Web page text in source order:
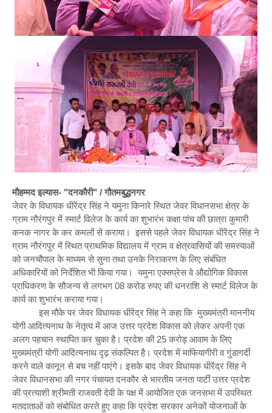
मौहम्मद इल्यास- "दनकौरी" / गौतमबुद्धनगर
जेवर के विधायक धीरेंद्र सिंह ने यमुना किनारे स्थित जेवर विधानसभा क्षेत्र के
ग्राम नौरंगपुर में स्मार्ट विलेज के कार्य का शुभारंभ कक्षा पांच की छात्रा कुमारी
कनक नागर के कर कमलों से कराया। इससे पहले जेवर विधायक धीरेंद्र सिंह ने
ग्राम नौरंगपुर में स्थित प्राथमिक विद्यालय में ग्राम व क्षेत्रवासियों की समस्याओं
को जनचौपाल के माध्यम से सुना तथा उनके निराकरण के लिए संबंधित
अधिकारियों को निर्देशित भी किया गया। यमुना एक्सप्रेस वे औद्योगिक विकास
प्राधिकरण के सौजन्य से लगभग 08 करोड रुपए की धनराशि से स्मार्ट विलेज के
कार्य का शुभारंभ कराया गया।
इस मौके पर जेवर विधायक धीरेंद्र सिंह ने कहा कि मुख्यमंत्री माननीय
योगी आदित्यनाथ के नेतृत्व में आज उत्तर प्रदेश विकास को लेकर अपनी एक
अलग पहचान स्थापित कर चुका है। प्रदेश की 25 करोड़ आवाम के लिए
मुख्यमंत्री योगी आदित्यनाथ दृढ़ संकल्पित है। प्रदेश में माफियागीरी व गुंडागर्दी
करने वाले कानून से बच नहीं पाएंगे। इसके बाद जेवर विधायक धीरेंद्र सिंह ने
जेवर विधानसभा की नगर पंचायत दनकौर से भारतीय जनता पार्टी उत्तर प्रदेश
की प्रत्याशी श्रीमती राजवती देवी के पक्ष में आयोजित एक जनसभा में उपस्थित
मतदाताओं को संबोधित करते हुए कहा कि प्रदेश सरकार अनेकों योजनाओं के